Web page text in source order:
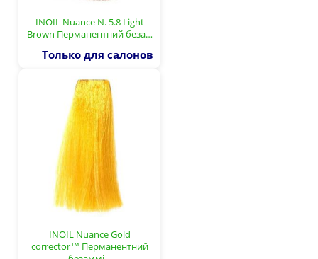
INOIL Nuance N. 5.8 Light
Brown Перманентний беза…
Только для салонов
INOIL Nuance Gold
corrector™ Перманентний